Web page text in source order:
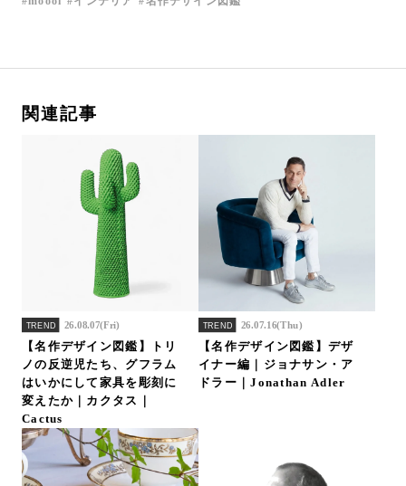
関連記事
TREND 26.08.07(Fri)
【名作デザイン図鑑】トリ
ノの反逆児たち、グフラム
はいかにして家具を彫刻に
変えたか｜カクタス｜
Cactus
TREND 26.07.16(Thu)
【名作デザイン図鑑】デザ
イナー編｜ジョナサン・ア
ドラー｜Jonathan Adler